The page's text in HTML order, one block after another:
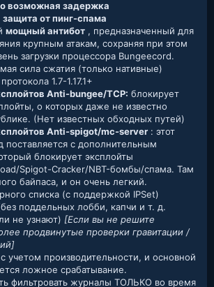
возможная задержка
защита от пинг-спама
мощный антибот , предназначенный для
крупным атакам, сохраняя при этом
загрузки процессора Bungeecord.
сила сжатия (только нативные)
1.7-1.17.1+
Anti-bungee/TCP: блокирует
о которых даже не известно
(Нет известных обходных путей)
Anti-spigot/mc-server : этот
поставляется с дополнительным
блокирует эксплойты
Spigot-Cracker/NBT-бомбы/спама. Там
байпаса, и он очень легкий.
списка (с поддержкой IPSet)
поддельных лобби, капчи и т. д.
не узнают) [Если вы не решите
продвинутые проверки гравитации /
с учетом производительности, и основной
ложное срабатывание.
фильтровать журналы ТОЛЬКО во время